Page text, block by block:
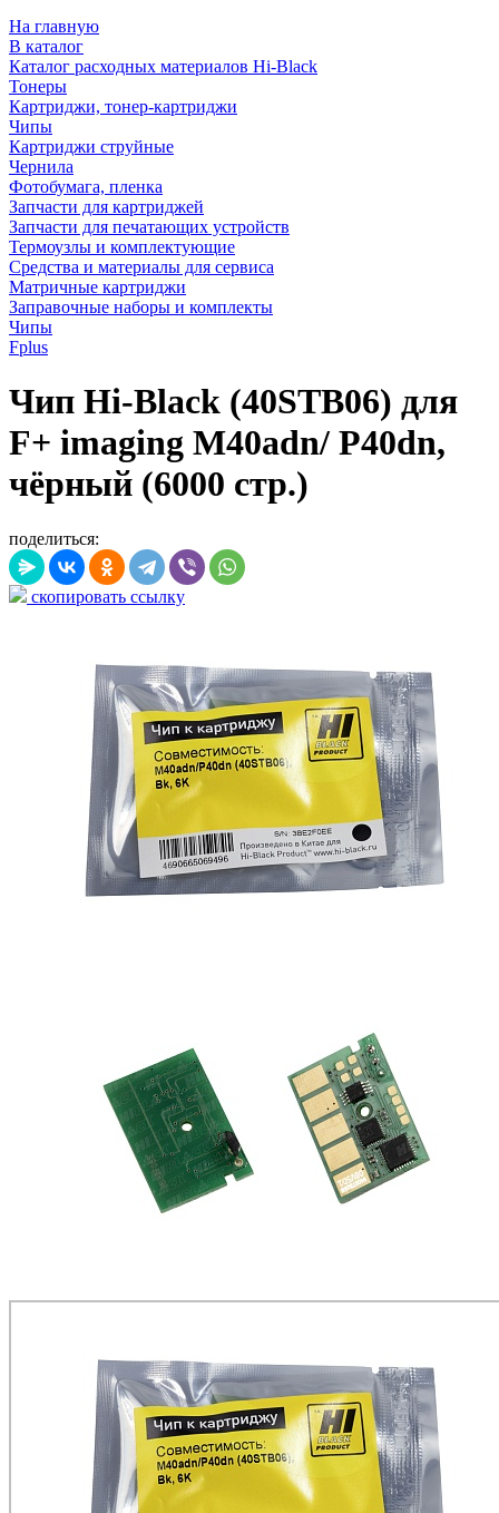
На главную
В каталог
Каталог расходных материалов Hi-Black
Тонеры
Картриджи, тонер-картриджи
Чипы
Картриджи струйные
Чернила
Фотобумага, пленка
Запчасти для картриджей
Запчасти для печатающих устройств
Термоузлы и комплектующие
Средства и материалы для сервиса
Матричные картриджи
Заправочные наборы и комплекты
Чипы
Fplus
Чип Hi-Black (40STB06) для
F+ imaging M40adn/ P40dn,
чёрный (6000 стр.)
поделиться:
скопировать ссылку